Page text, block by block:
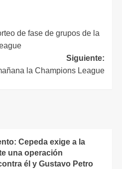
de fase de grupos de la
Siguiente:
la Champions League
Cepeda exige a la
una operación
él y Gustavo Petro